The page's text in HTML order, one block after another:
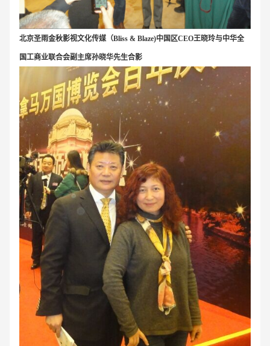
北京圣雨金秋影视文化传媒（Bliss & Blaze)中国区CEO王晓玲与中华全
国工商业联合会副主席孙晓华先生合影